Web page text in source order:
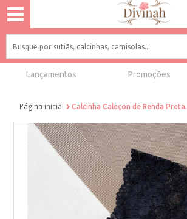
Lançamentos Promoções
Página inicial Calcinha Caleçon de Renda Preta.